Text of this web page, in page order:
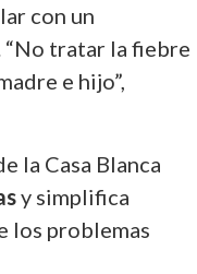
con un
tratar la fiebre
e hijo”,
la Casa Blanca
y simplifica
los problemas